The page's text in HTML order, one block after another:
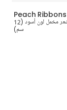
Peach Ribbons
مشبك فيونكة للشعر مخمل لون أسود (12
سم)